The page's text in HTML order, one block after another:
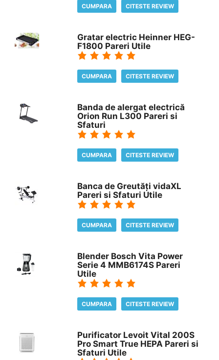
CUMPARA CITESTE REVIEW
Gratar electric Heinner HEG-
F1800 Pareri Utile
CUMPARA CITESTE REVIEW
Banda de alergat electrică
Orion Run L300 Pareri si
Sfaturi
CUMPARA CITESTE REVIEW
Banca de Greutăți vidaXL
Pareri si Sfaturi Utile
CUMPARA CITESTE REVIEW
Blender Bosch Vita Power
Serie 4 MMB6174S Pareri
Utile
CUMPARA CITESTE REVIEW
Purificator Levoit Vital 200S
Pro Smart True HEPA Pareri si
Sfaturi Utile